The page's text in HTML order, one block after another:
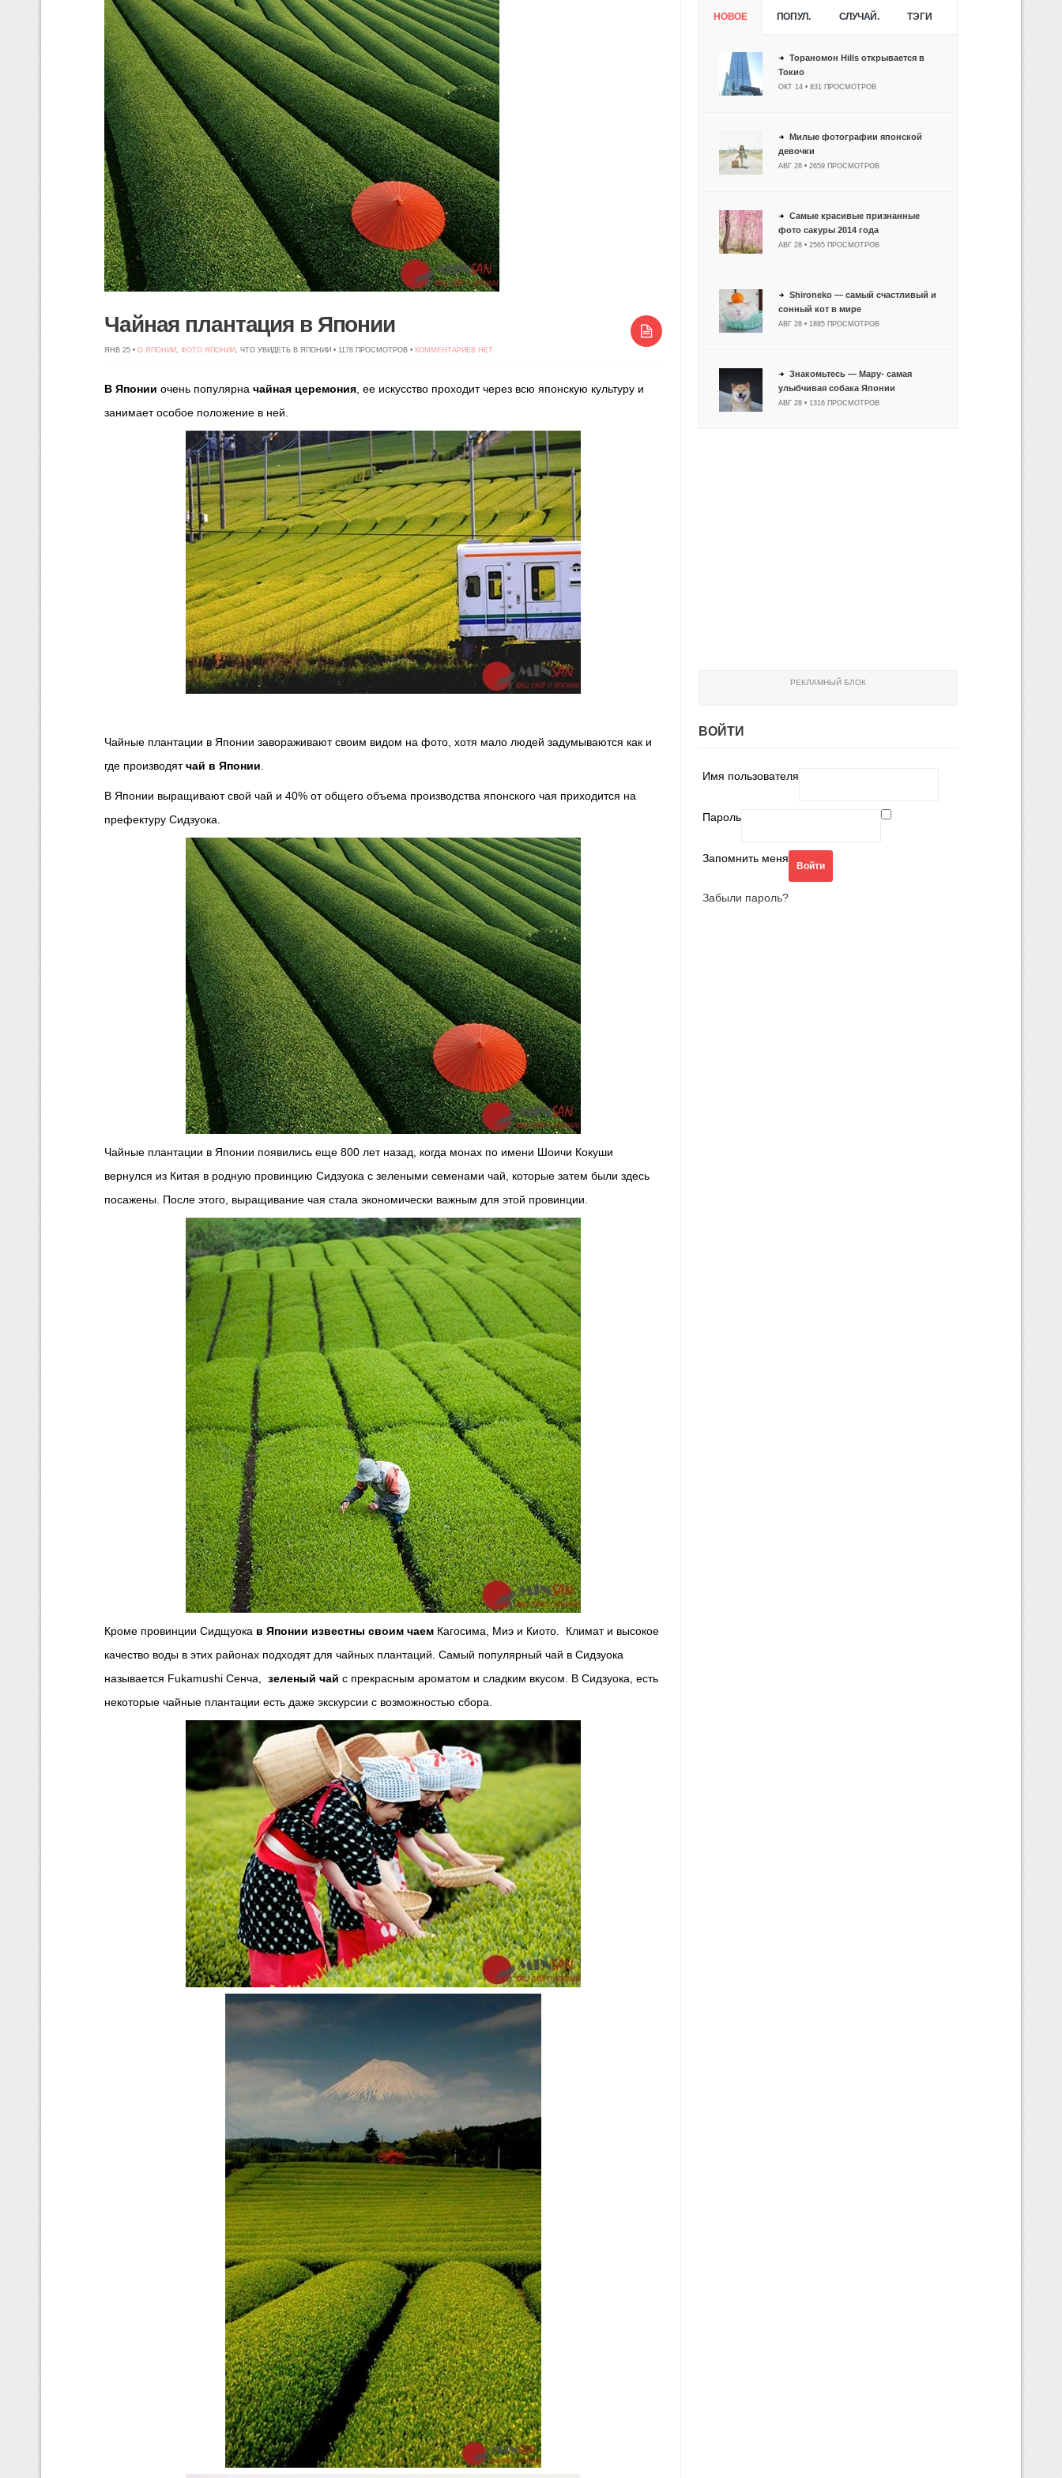
Чайная плантация в Японии
ЯНВ 25 • О ЯПОНИИ, ФОТО ЯПОНИИ, ЧТО УВИДЕТЬ В ЯПОНИИ • 1178 ПРОСМОТРОВ • КОММЕНТАРИЕВ НЕТ
В Японии очень популярна чайная церемония , ее искусство проходит через всю японскую культуру и
занимает особое положение в ней.
Чайные плантации в Японии завораживают своим видом на фото, хотя мало людей задумываются как и
где производятчай в Японии
В Японии выращивают свой чай и 40% от общего объема производства японского чая приходится на
префектуру Сидзуока.
Чайные плантации в Японии появились еще 800 лет назад, когда монах по имени Шоичи Кокуши
вернулся из Китая в родную провинцию Сидзуока с зелеными семенами чай, которые затем были здесь
посажены. После этого, выращивание чая стала экономически важным для этой провинции.
Кроме провинции Сидщуока в Японии известны своим чаем Кагосима, Миэ и Киото. Климат и высокое
качество воды в этих районах подходят для чайных плантаций. Самый популярный чай в Сидзуока
называется Fukamushi Сенча, зеленый чай с прекрасным ароматом и сладким вкусом. В Сидзуока, есть
некоторые чайные плантации есть даже экскурсии с возможностью сбора.
НОВОЕ ПОПУЛ. СЛУЧАЙ. ТЭГИ
Тораномон Hills открывается в
Токио
ОКТ 14 • 831 ПРОСМОТРОВ
Милые фотографии японской
девочки
АВГ 28 • 2659 ПРОСМОТРОВ
Самые красивые признанные
фото сакуры 2014 года
АВГ 28 • 2565 ПРОСМОТРОВ
Shironeko — самый счастливый и
сонный кот в мире
АВГ 28 • 1885 ПРОСМОТРОВ
Знакомьтесь — Мару- самая
улыбчивая собака Японии
АВГ 28 • 1316 ПРОСМОТРОВ
РЕКЛАМНЫЙ БЛОК
ВОЙТИ
Имя пользователя
Пароль
Запомнить меня
Забыли пароль?